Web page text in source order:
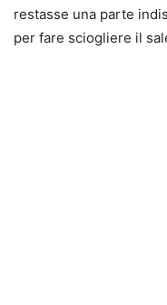
restasse una parte
per fare sciogliere il